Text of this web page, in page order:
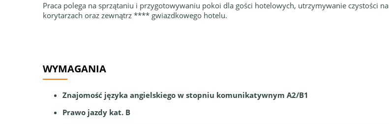
Praca polega na sprzątaniu i przygotowywaniu pokoi dla gości hotelowych, utrzymywanie czystości na
korytarzach oraz zewnątrz **** gwiazdkowego hotelu.
WYMAGANIA
Znajomość języka angielskiego w stopniu komunikatywnym A2/B1
Prawo jazdy kat. B